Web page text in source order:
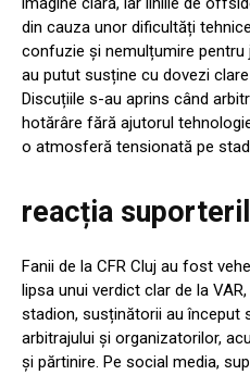
din cauza unor dificultăți
confuzie și nemulțumire
au putut susține cu dovezi
Discuțiile s-au aprins când
hotărâre fără ajutorul
o atmosferă tensionată pe
reacția
Fanii de la CFR Cluj au fost
lipsa unui verdict clar de la
stadion, susținătorii au început
arbitrajului și organizatorilor,
și părtinire. Pe social media,